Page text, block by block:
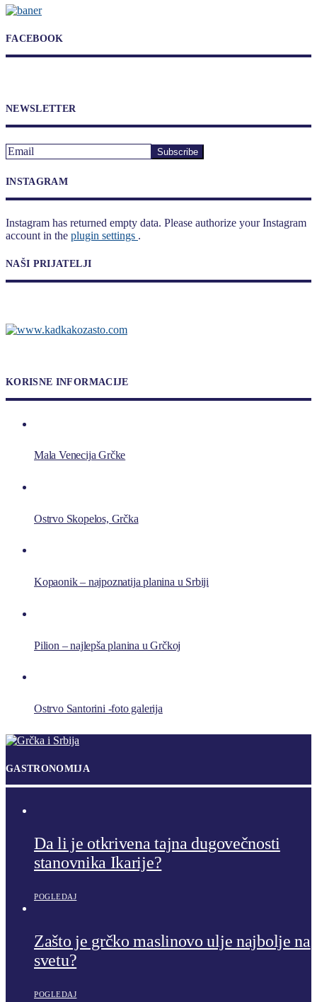
FACEBOOK
NEWSLETTER
INSTAGRAM
Instagram has returned empty data. Please authorize your Instagram
account in the plugin settings .
NAŠI PRIJATELJI
KORISNE INFORMACIJE
Mala Venecija Grčke
Ostrvo Skopelos, Grčka
Kopaonik – najpoznatija planina u Srbiji
Pilion – najlepša planina u Grčkoj
Ostrvo Santorini -foto galerija
GASTRONOMIJA
Da li je otkrivena tajna dugovečnosti
stanovnika Ikarije?
POGLEDAJ
Zašto je grčko maslinovo ulje najbolje na
svetu?
POGLEDAJ